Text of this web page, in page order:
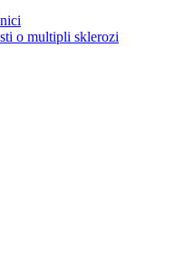
o multipli sklerozi